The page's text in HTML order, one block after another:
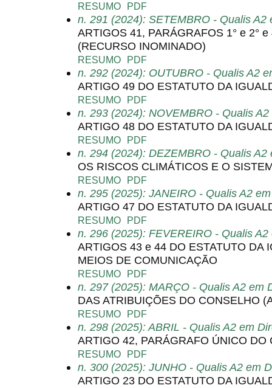
RESUMO PDF
n. 291 (2024): SETEMBRO - Qualis A2
ARTIGOS 41, PARÁGRAFOS 1° e 2°
(RECURSO INOMINADO)
RESUMO PDF
n. 292 (2024): OUTUBRO - Qualis A2
ARTIGO 49 DO ESTATUTO DA
RESUMO PDF
n. 293 (2024): NOVEMBRO - Qualis
ARTIGO 48 DO ESTATUTO DA
RESUMO PDF
n. 294 (2024): DEZEMBRO - Qualis A2
OS RISCOS CLIMÁTICOS E O
RESUMO PDF
n. 295 (2025): JANEIRO - Qualis A2
ARTIGO 47 DO ESTATUTO DA
RESUMO PDF
n. 296 (2025): FEVEREIRO - Qualis A2
ARTIGOS 43 e 44 DO ESTATUTO DA
MEIOS DE COMUNICAÇÃO
RESUMO PDF
n. 297 (2025): MARÇO - Qualis A2 em
DAS ATRIBUIÇÕES DO CONSELHO
RESUMO PDF
n. 298 (2025): ABRIL - Qualis A2 em
ARTIGO 42, PARÁGRAFO ÚNICO
RESUMO PDF
n. 300 (2025): JUNHO - Qualis A2 em
ARTIGO 23 DO ESTATUTO DA